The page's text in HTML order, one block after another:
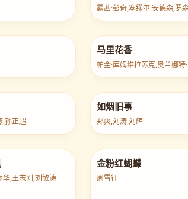
马里花香
,孙正超
如烟旧事
郑爽,刘涛,刘辉